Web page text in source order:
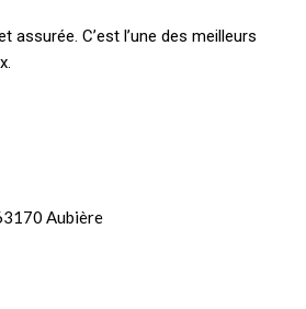
assurée. C’est l’une des meilleurs
Aubière